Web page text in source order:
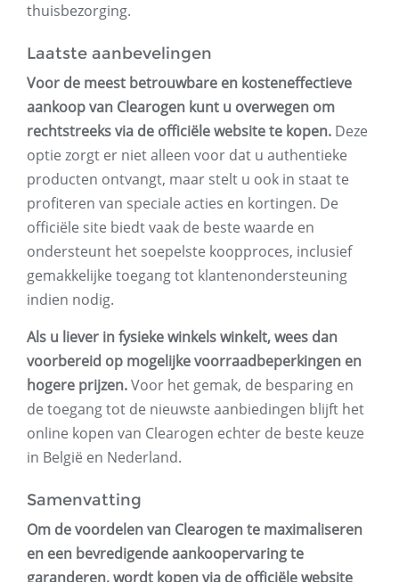
thuisbezorging.
Laatste aanbevelingen
Voor de meest betrouwbare en kosteneffectieve
aankoop van Clearogen kunt u overwegen om
rechtstreeks via de officiële website te kopen. Deze
optie zorgt er niet alleen voor dat u authentieke
producten ontvangt, maar stelt u ook in staat te
profiteren van speciale acties en kortingen. De
officiële site biedt vaak de beste waarde en
ondersteunt het soepelste koopproces, inclusief
gemakkelijke toegang tot klantenondersteuning
indien nodig.
Als u liever in fysieke winkels winkelt, wees dan
voorbereid op mogelijke voorraadbeperkingen en
hogere prijzen.Voor het gemak, de besparing en
de toegang tot de nieuwste aanbiedingen blijft het
online kopen van Clearogen echter de beste keuze
in België en Nederland.
Samenvatting
Om de voordelen van Clearogen te maximaliseren
en een bevredigende aankoopervaring te
garanderen, wordt kopen via de officiële website